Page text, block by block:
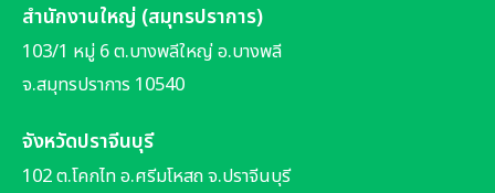
สำนักงานใหญ่ (สมุทรปราการ)
103/1 หมู่ 6 ต.บางพลีใหญ่ อ.บางพลี
จ.สมุทรปราการ 10540
จังหวัดปราจีนบุรี
102 ต.โคกไท อ.ศรีมโหสถ จ.ปราจีนบุรี